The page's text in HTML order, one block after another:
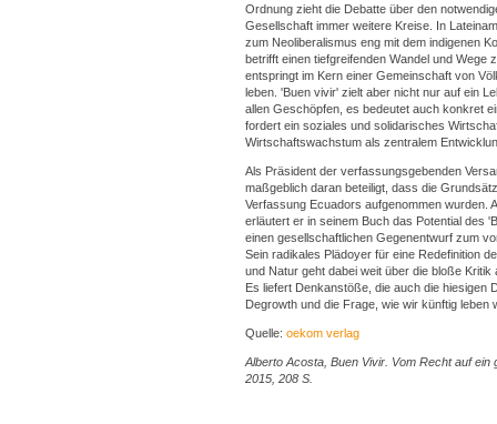
Ordnung zieht die Debatte über den
Gesellschaft immer weitere Kreise. In
zum Neoliberalismus eng mit dem indigenen
betrifft einen tiefgreifenden Wandel und Wege
entspringt im Kern einer Gemeinschaft von
leben. 'Buen vivir' zielt aber nicht nur auf ein
allen Geschöpfen, es bedeutet auch konkret
fordert ein soziales und solidarisches
Wirtschaftswachstum als zentralem
Als Präsident der verfassungsgebenden
maßgeblich daran beteiligt, dass die
Verfassung Ecuadors aufgenommen wurden.
erläutert er in seinem Buch das Potential des
einen gesellschaftlichen Gegenentwurf zum
Sein radikales Plädoyer für eine Redefinition
und Natur geht dabei weit über die bloße
Es liefert Denkanstöße, die auch die hiesigen
Degrowth und die Frage, wie wir künftig leben
Quelle: oekom verlag
Alberto Acosta, Buen Vivir. Vom Recht auf ein
2015, 208 S.